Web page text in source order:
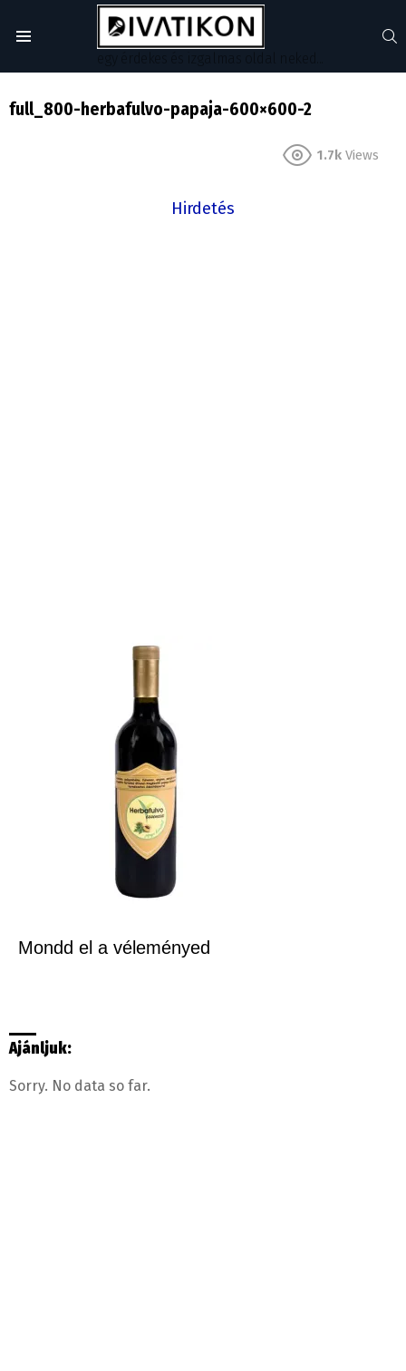
full_800-herbafulvo-papaja-600×600-2
1.7k Views
Hirdetés
Mondd el a véleményed
Ajánljuk:
Sorry. No data so far.